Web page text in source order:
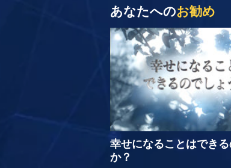
あなたへのお勧め
幸せになることはでき
か？